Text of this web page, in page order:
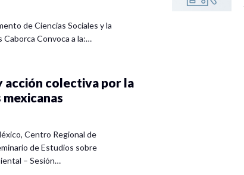
de Ciencias Sociales y la
Caborca Convoca a la:…
acción colectiva por la
Centro Regional de
de Estudios sobre
– Sesión…